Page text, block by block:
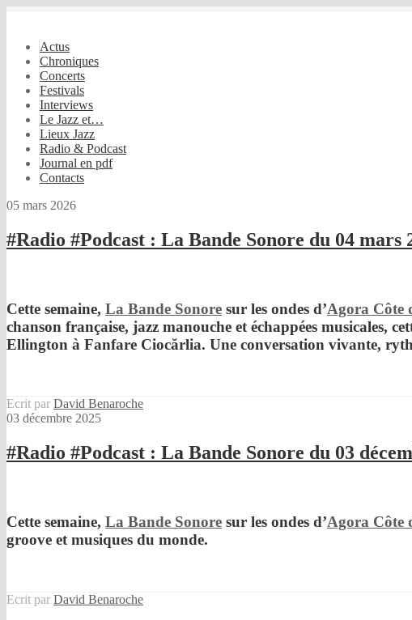
Actus
Chroniques
Concerts
Festivals
Interviews
Le Jazz et…
Lieux Jazz
Radio & Podcast
Journal en pdf
Contacts
05 mars 2026
#Radio #Podcast : La Bande Sonore du 04 mars
Cette semaine, La Bande Sonore sur les ondes d’Agora Côte
chanson française, jazz manouche et échappées musicales,
Ellington à Fanfare Ciocărlia. Une conversation vivante,
Ecrit par David Benaroche
03 décembre 2025
#Radio #Podcast : La Bande Sonore du 03
Cette semaine, La Bande Sonore sur les ondes d’Agora Côte
groove et musiques du monde.
Ecrit par David Benaroche